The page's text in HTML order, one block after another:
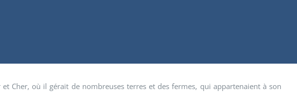
Cher, où il gérait de nombreuses terres et des fermes, qui appartenaient à son